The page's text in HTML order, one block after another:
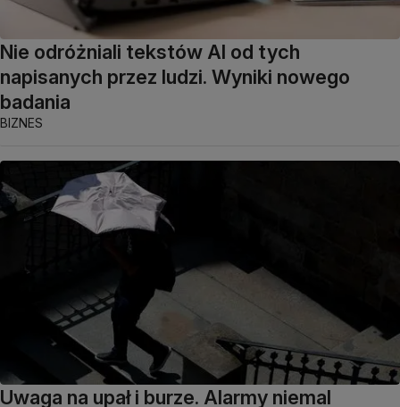
Nie odróżniali tekstów AI od tych
napisanych przez ludzi. Wyniki nowego
badania
BIZNES
Uwaga na upał i burze. Alarmy niemal